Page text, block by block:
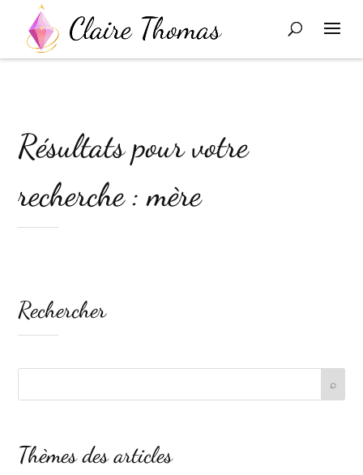
Résultats pour votre
recherche : mère
Rechercher
Thèmes des articles